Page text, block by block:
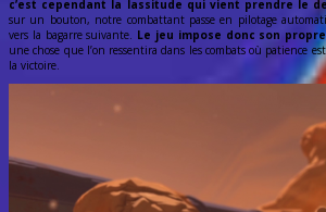
c’est cependant la lassitude qui vient prendre le
sur un bouton, notre combattant passe en pilotage
vers la bagarre suivante. Le jeu impose donc son
une chose que l’on ressentira dans les combats où patience
la victoire.